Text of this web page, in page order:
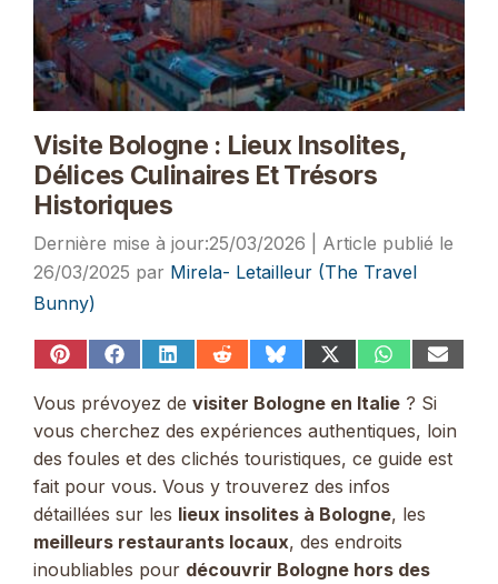
Visite Bologne : Lieux Insolites,
Délices Culinaires Et Trésors
Historiques
25/03/2026
26/03/2025 par Mirela- Letailleur (The Travel
Bunny)
Share
Pinterest
Share
Facebook
Share
LinkedIn
Share
Reddit
Share
Bluesky
Share
(Twitter)
Share
WhatsApp
Share
Vous prévoyez de visiter Bologne en Italie ? Si
vous cherchez des expériences authentiques, loin
des foules et des clichés touristiques, ce guide est
fait pour vous. Vous y trouverez des infos
détaillées sur les lieux insolites à Bologne, les
meilleurs restaurants locaux, des endroits
inoubliables pour découvrir Bologne hors des